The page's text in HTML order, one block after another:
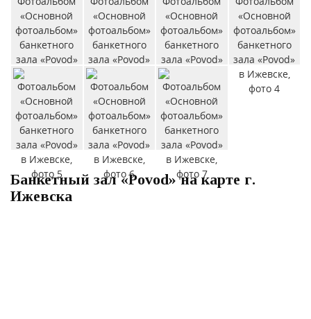
Банкетный зал «Povod» на карте г.
Ижевска